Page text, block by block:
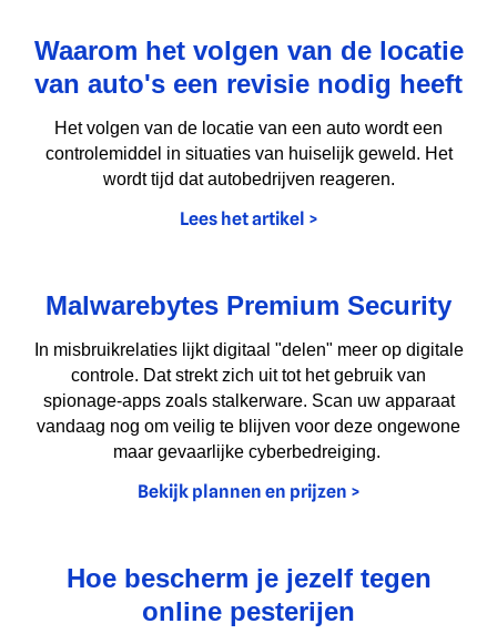
Waarom het volgen van de locatie
van auto's een revisie nodig heeft
Het volgen van de locatie van een auto wordt een
controlemiddel in situaties van huiselijk geweld. Het
wordt tijd dat autobedrijven reageren.
Lees het artikel >
Malwarebytes Premium Security
In misbruikrelaties lijkt digitaal "delen" meer op digitale
controle. Dat strekt zich uit tot het gebruik van
spionage-apps zoals stalkerware. Scan uw apparaat
vandaag nog om veilig te blijven voor deze ongewone
maar gevaarlijke cyberbedreiging.
Bekijk plannen en prijzen >
Hoe bescherm je jezelf tegen
online pesterijen